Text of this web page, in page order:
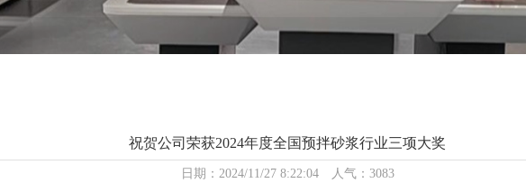
祝贺公司荣获2024年度全国预拌砂浆行业三项大奖
日期：2024/11/27 8:22:04 人气：3083